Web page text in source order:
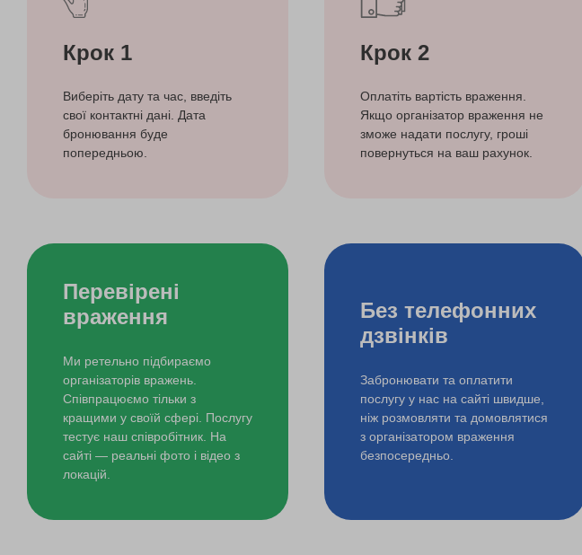
Крок 1
Виберіть дату та час, введіть
свої контактні дані. Дата
бронювання буде
попередньою.
Крок 2
Оплатіть вартість враження.
Якщо організатор враження не
зможе надати послугу, гроші
повернуться на ваш рахунок.
Перевірені
враження
Ми ретельно підбираємо
організаторів вражень.
Співпрацюємо тільки з
кращими у своїй сфері. Послугу
тестує наш співробітник. На
сайті — реальні фото і відео з
локацій.
Без телефонних
дзвінків
Забронювати та оплатити
послугу у нас на сайті швидше,
ніж розмовляти та домовлятися
з організатором враження
безпосередньо.